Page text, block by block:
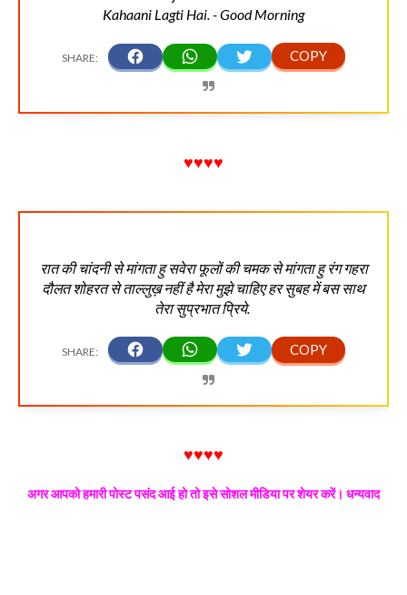
Kahaani Lagti Hai. - Good Morning
♥♥♥♥
रात की चांदनी से मांगता हु सवेरा फूलों की चमक से मांगता हु रंग गहरा
दौलत शोहरत से ताल्लुख़ नहीं है मेरा मुझे चाहिए हर सुबह में बस साथ
तेरा सुप्रभात प्रिये.
♥♥♥♥
अगर आपको हमारी पोस्ट पसंद आई हो तो इसे सोशल मीडिया पर शेयर करें। धन्यवाद